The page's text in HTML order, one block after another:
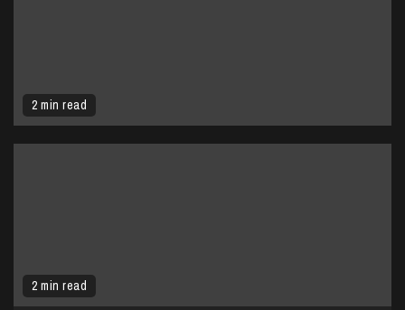
2 min read
2 min read